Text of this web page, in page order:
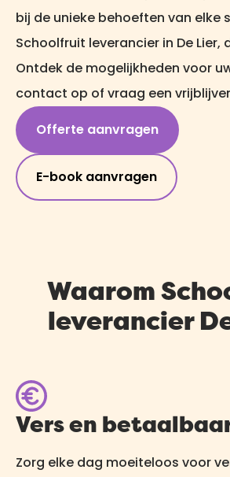
bij de unieke behoeften van elke
Schoolfruit leverancier in De Lier,
Ontdek de mogelijkheden voor
contact op of vraag een
Offerte aanvragen
E-book aanvragen
Waarom
leverancier
Vers en
Zorg elke dag moeiteloos voor